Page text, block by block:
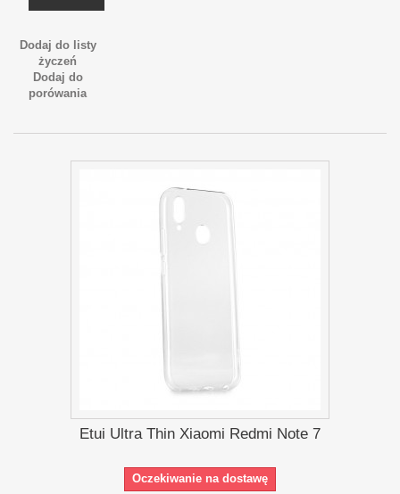
Dodaj do listy
życzeń
Dodaj do
porówania
Etui Ultra Thin Xiaomi Redmi Note 7
Oczekiwanie na dostawę